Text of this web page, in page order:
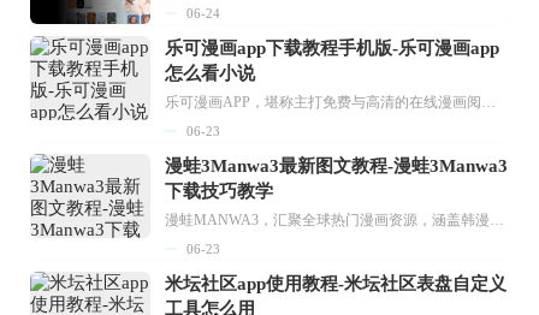
06-24
乐可漫画app下载教程手机版-乐可漫画app
怎么看小说
乐可漫画APP，堪称主打免费与高清的在线漫画阅读神器。其官方版提供海量完整版漫画资源，无论是国内漫画，还是日漫、韩漫、台漫、美漫等国外漫画，应有尽有，随时供你阅读。只需轻点一下，便能直接进入阅读界面。不仅如此，乐可漫画最新版本更新速度极快，在这里，你总能抢先看到全网一手漫画章节内容！...
06-23
漫蛙3Manwa3最新图文教程-漫蛙3Manwa3
下载技巧教学
漫蛙MANWA3，汇聚全球热门漫画资源，涵盖韩漫、欧美漫画、国漫等多种类型，题材丰富多样，全方位满足用户阅读喜好。它不仅是阅读平台，更是创作平台，为广大用户打造零门槛创作环境。...
06-23
米坛社区app使用教程-米坛社区表盘自定义
工具怎么用